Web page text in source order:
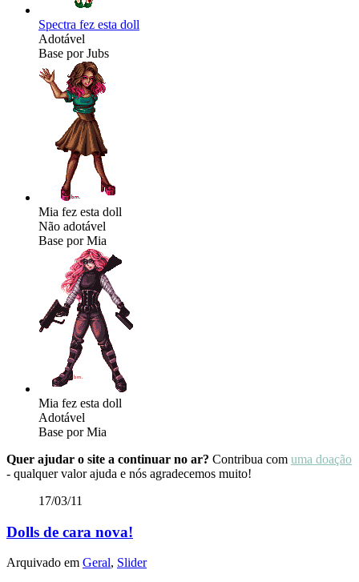
Spectra fez esta doll
Adotável
Base por Jubs
Mia fez esta doll
Não adotável
Base por Mia
Mia fez esta doll
Adotável
Base por Mia
Quer ajudar o site a continuar no ar? Contribua com uma doação
- qualquer valor ajuda e nós agradecemos muito!
17/03/11
Dolls de cara nova!
Arquivado em Geral, Slider